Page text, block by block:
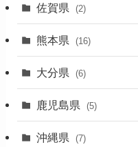
佐賀県 (2)
熊本県 (16)
大分県 (6)
鹿児島県 (5)
沖縄県 (7)